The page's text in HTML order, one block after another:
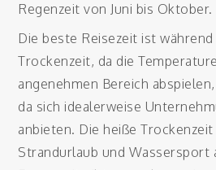
Regenzeit von Juni bis Oktober.
Die beste Reisezeit ist
Trockenzeit, da die
angenehmen Bereich
da sich idealerweise
anbieten. Die heiße
Strandurlaub und Wassersport